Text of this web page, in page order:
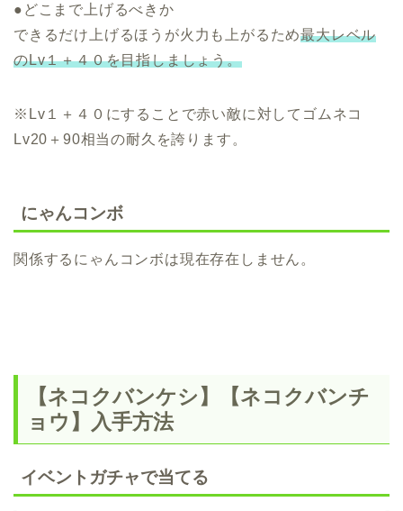
●どこまで上げるべきか
できるだけ上げるほうが火力も上がるため最大レベル
のLv１＋４０を目指しましょう。
※Lv１＋４０にすることで赤い敵に対してゴムネコ
Lv20＋90相当の耐久を誇ります。
にゃんコンボ
関係するにゃんコンボは現在存在しません。
【ネコクバンケシ】【ネコクバンチ
ョウ】入手方法
イベントガチャで当てる